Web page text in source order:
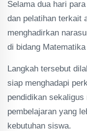
Selama dua hari
dan pelatihan terkait
menghadirkan
di bidang
Langkah tersebut
siap menghadapi
pendidikan
pembelajaran yang
kebutuhan siswa.